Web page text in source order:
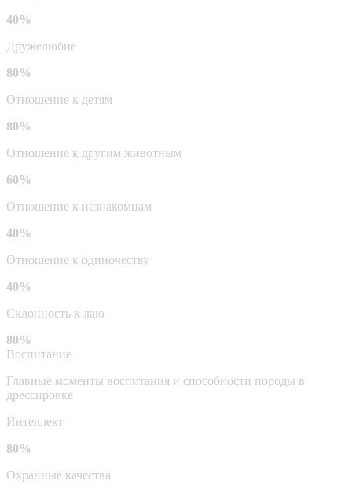
40%
Дружелюбие
80%
Отношение к детям
80%
Отношение к другим животным
60%
Отношение к незнакомцам
40%
Отношение к одиночеству
40%
Склонность к лаю
80%
Воспитание
Главные моменты воспитания и способности породы в
дрессировке
Интеллект
80%
Охранные качества